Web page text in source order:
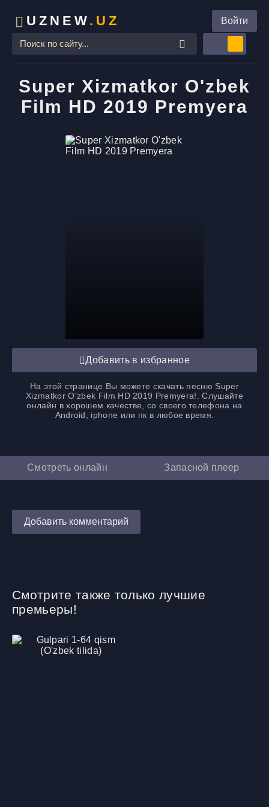
UZNEW .UZ Войти
Super Xizmatkor O'zbek
Film HD 2019 Premyera
Добавить в избранное
На этой странице Вы можете скачать песню Super
Xizmatkor O'zbek Film HD 2019 Premyera!. Слушайте
онлайн в хорошем качестве, со своего телефона на
Android, iphone или пк в любое время.
Смотреть онлайн Запасной плеер
Добавить комментарий
Смотрите также только лучшие
премьеры!